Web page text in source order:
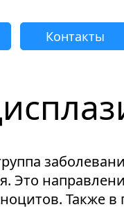
Контакты
в ближайшее
номер телефона
капча
имя или вопрос
соглашение
Также в